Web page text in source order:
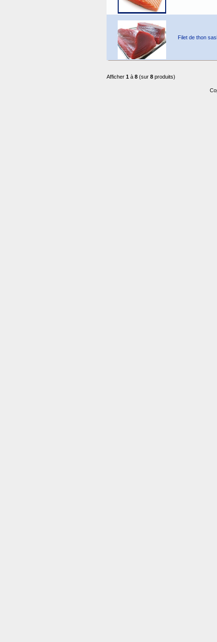
Filet de thon
Afficher 1 à 8 (sur 8 produits)